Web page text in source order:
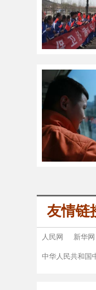
友情链
人民网 新华网
中华人民共和国